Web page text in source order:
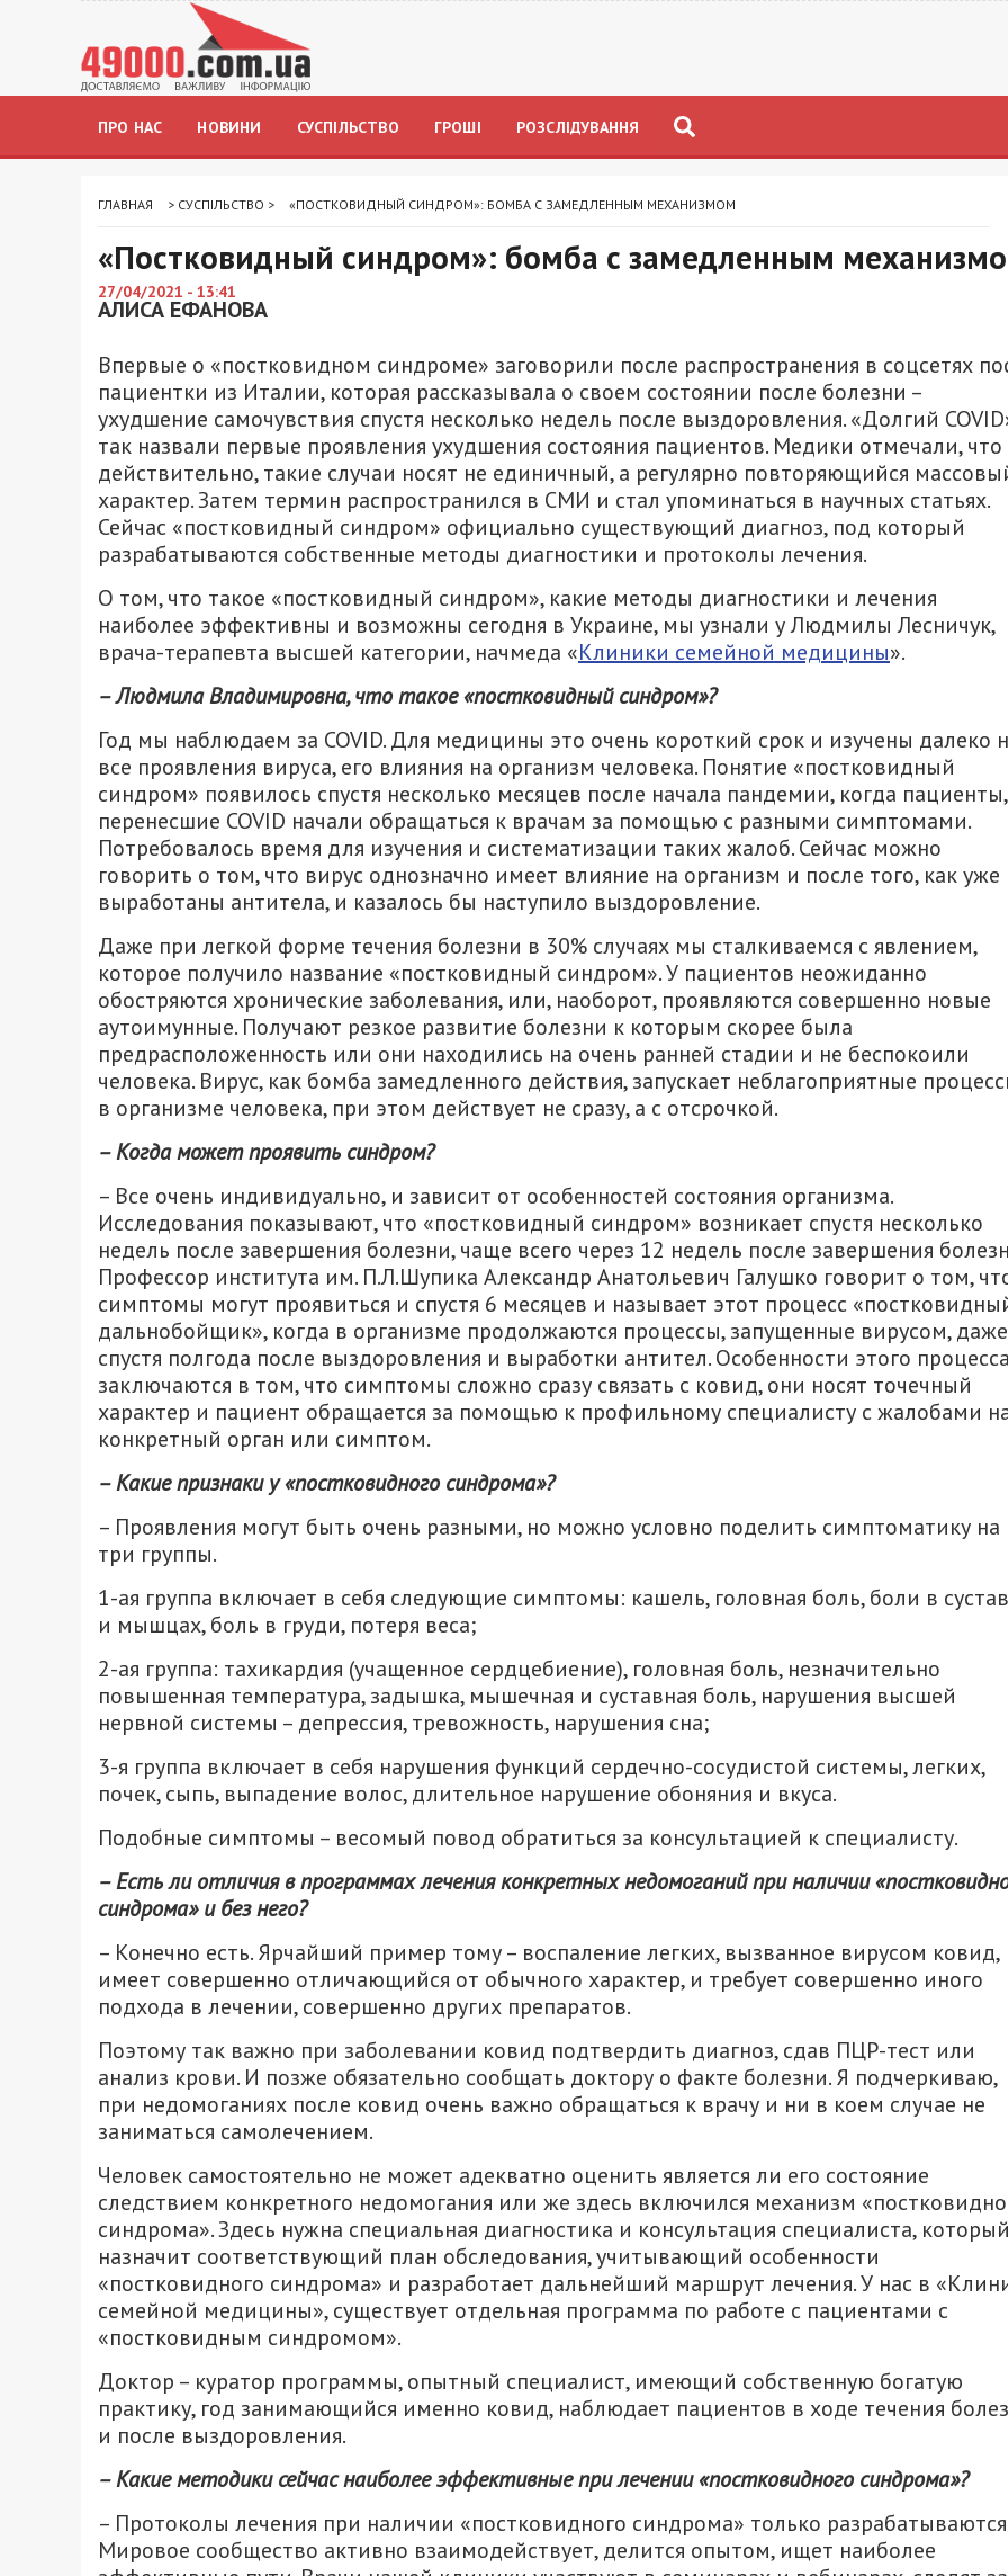
ПРО НАС НОВИНИ СУСПІЛЬСТВО ГРОШІ РОЗСЛІДУВАННЯ
ГЛАВНАЯ > СУСПІЛЬСТВО > «ПОСТКОВИДНЫЙ СИНДРОМ»: БОМБА С ЗАМЕДЛЕННЫМ МЕХАНИЗМОМ
«Постковидный синдром»: бомба с замедленным
27/04/2021 - 13:41
АЛИСА ЕФАНОВА
Впервые о «постковидном синдроме» заговорили после распространения в соцсетях
пациентки из Италии, которая рассказывала о своем состоянии после болезни –
ухудшение самочувствия спустя несколько недель после выздоровления. «Долгий
так назвали первые проявления ухудшения состояния пациентов. Медики отмечали, что
действительно, такие случаи носят не единичный, а регулярно повторяющийся
характер. Затем термин распространился в СМИ и стал упоминаться в научных статьях.
Сейчас «постковидный синдром» официально существующий диагноз, под который
разрабатываются собственные методы диагностики и протоколы лечения.
О том, что такое «постковидный синдром», какие методы диагностики и лечения
наиболее эффективны и возможны сегодня в Украине, мы узнали у Людмилы Лесничук,
врача-терапевта высшей категории, начмеда «Клиники семейной медицины».
– Людмила Владимировна, что такое «постковидный синдром»?
Год мы наблюдаем за COVID. Для медицины это очень короткий срок и изучены далеко
все проявления вируса, его влияния на организм человека. Понятие «постковидный
синдром» появилось спустя несколько месяцев после начала пандемии, когда пациенты,
перенесшие COVID начали обращаться к врачам за помощью с разными симптомами.
Потребовалось время для изучения и систематизации таких жалоб. Сейчас можно
говорить о том, что вирус однозначно имеет влияние на организм и после того, как уже
выработаны антитела, и казалось бы наступило выздоровление.
Даже при легкой форме течения болезни в 30% случаях мы сталкиваемся с явлением,
которое получило название «постковидный синдром». У пациентов неожиданно
обостряются хронические заболевания, или, наоборот, проявляются совершенно новые
аутоимунные. Получают резкое развитие болезни к которым скорее была
предрасположенность или они находились на очень ранней стадии и не беспокоили
человека. Вирус, как бомба замедленного действия, запускает неблагоприятные
в организме человека, при этом действует не сразу, а с отсрочкой.
– Когда может проявить синдром?
– Все очень индивидуально, и зависит от особенностей состояния организма.
Исследования показывают, что «постковидный синдром» возникает спустя несколько
недель после завершения болезни, чаще всего через 12 недель после завершения
Профессор института им. П.Л.Шупика Александр Анатольевич Галушко говорит о том,
симптомы могут проявиться и спустя 6 месяцев и называет этот процесс
дальнобойщик», когда в организме продолжаются процессы, запущенные вирусом, даже
спустя полгода после выздоровления и выработки антител. Особенности этого
заключаются в том, что симптомы сложно сразу связать с ковид, они носят точечный
характер и пациент обращается за помощью к профильному специалисту с жалобами
конкретный орган или симптом.
– Какие признаки у «постковидного синдрома»?
– Проявления могут быть очень разными, но можно условно поделить симптоматику на
три группы.
1-ая группа включает в себя следующие симптомы: кашель, головная боль, боли в
и мышцах, боль в груди, потеря веса;
2-ая группа: тахикардия (учащенное сердцебиение), головная боль, незначительно
повышенная температура, задышка, мышечная и суставная боль, нарушения высшей
нервной системы – депрессия, тревожность, нарушения сна;
3-я группа включает в себя нарушения функций сердечно-сосудистой системы, легких,
почек, сыпь, выпадение волос, длительное нарушение обоняния и вкуса.
Подобные симптомы – весомый повод обратиться за консультацией к специалисту.
– Есть ли отличия в программах лечения конкретных недомоганий при наличии
синдрома» и без него?
– Конечно есть. Ярчайший пример тому – воспаление легких, вызванное вирусом ковид,
имеет совершенно отличающийся от обычного характер, и требует совершенно иного
подхода в лечении, совершенно других препаратов.
Поэтому так важно при заболевании ковид подтвердить диагноз, сдав ПЦР-тест или
анализ крови. И позже обязательно сообщать доктору о факте болезни. Я подчеркиваю,
при недомоганиях после ковид очень важно обращаться к врачу и ни в коем случае не
заниматься самолечением.
Человек самостоятельно не может адекватно оценить является ли его состояние
следствием конкретного недомогания или же здесь включился механизм
синдрома». Здесь нужна специальная диагностика и консультация специалиста,
назначит соответствующий план обследования, учитывающий особенности
«постковидного синдрома» и разработает дальнейший маршрут лечения. У нас в
семейной медицины», существует отдельная программа по работе с пациентами с
«постковидным синдромом».
Доктор – куратор программы, опытный специалист, имеющий собственную богатую
практику, год занимающийся именно ковид, наблюдает пациентов в ходе течения
и после выздоровления.
– Какие методики сейчас наиболее эффективные при лечении «постковидного синдрома»?
– Протоколы лечения при наличии «постковидного синдрома» только
Мировое сообщество активно взаимодействует, делится опытом, ищет наиболее